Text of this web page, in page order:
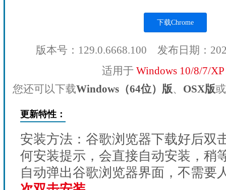
下载Chrome
版本号：129.0.6668.100 发布日期：
适用于 Windows 10/8/7/
您还可以下载Windows（64位）版、 OSX版或
更新特性：
安装方法：谷歌浏览器下载好后双
何安装提示，会直接自动安装，稍
自动弹出谷歌浏览器界面，不需要